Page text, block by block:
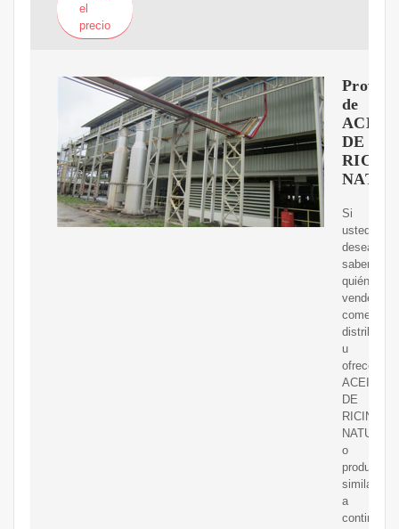
el
precio
de
DE
Si
usted
desea
saber
quién
vende,
distribuye
u
ofrece
ACEITE
DE
RICINO
NATURAL
o
productos
similares,
a